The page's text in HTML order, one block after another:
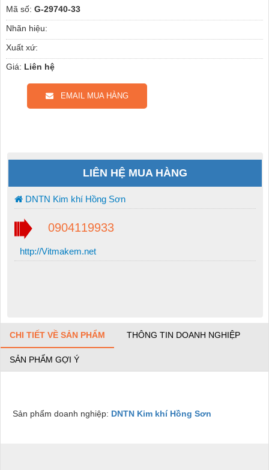
Mã số: G-29740-33
Nhãn hiệu:
Xuất xứ:
Giá: Liên hệ
EMAIL MUA HÀNG
LIÊN HỆ MUA HÀNG
DNTN Kim khí Hồng Sơn
0904119933
http://Vitmakem.net
CHI TIẾT VỀ SẢN PHẨM THÔNG TIN DOANH NGHIỆP
SẢN PHẨM GỢI Ý
Sản phẩm doanh nghiệp: DNTN Kim khí Hồng Sơn